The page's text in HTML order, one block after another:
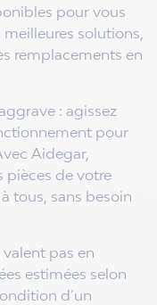
pour vous
solutions,
remplacements en
: agissez
pour
Aidegar,
pièces de votre
tous, sans besoin
pas en
estimées selon
d’un